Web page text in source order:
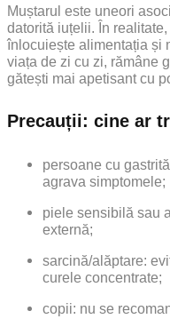
Muștarul este uneori
datorită iuțelii. În
înlocuiește alimentația și
viața de zi cu zi, rămâne
gătești mai apetisant cu
Precauții: cine ar
persoane cu
agrava simptomele;
piele sensibilă sau
externă;
sarcină/alăptare:
curele concentrate;
copii: nu se